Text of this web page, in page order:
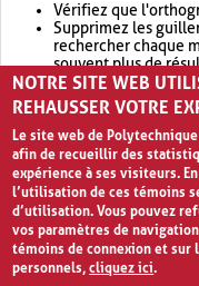
Vérifiez que
Supprimez les
rechercher chaque
souvent plus de
Envisagez d'élargir
retournera souvent
NOTRE SITE WEB
REHAUSSER VOTRE
Le site web de
afin de recueillir des
expérience à ses visiteurs.
l’utilisation de ces témoins
d’utilisation. Vous pouvez
vos paramètres de
témoins de connexion et sur
personnels,cliquez ici.